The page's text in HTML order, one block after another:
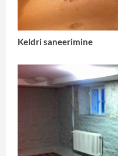
Keldri saneerimine